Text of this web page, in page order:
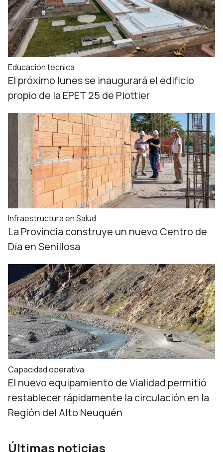
Educación técnica
El próximo lunes se inaugurará el edificio
propio de la EPET 25 de Plottier
Infraestructura en Salud
La Provincia construye un nuevo Centro de
Día en Senillosa
Capacidad operativa
El nuevo equipamiento de Vialidad permitió
restablecer rápidamente la circulación en la
Región del Alto Neuquén
Últimas noticias